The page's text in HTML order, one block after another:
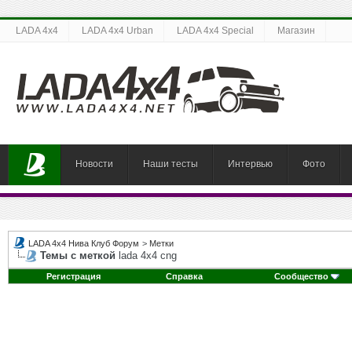
LADA 4x4 LADA 4x4 Urban LADA 4x4 Special Магазин
Новости Наши тесты Интервью Фото
LADA 4x4 Нива Клуб Форум > Метки
Темы с меткой lada 4x4 cng
Регистрация Справка Сообщество